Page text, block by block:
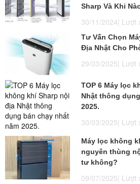
Sharp Và Khi
30/11/2024| Lượt
Tư Vấn Chọn
Địa Nhật Cho
29/03/2025| Lượt
TOP 6 Máy lọc
Nhật thông
2025.
30/03/2025| Lượt
Máy lọc không
nguyên thùng
tư không?
09/07/2025| Lượt